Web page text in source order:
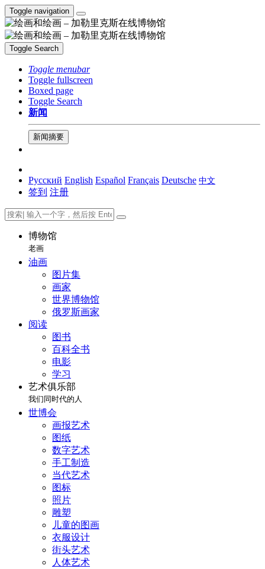
Toggle navigation
Toggle Search
Toggle menubar
Toggle fullscreen
Boxed page
Toggle Search
新闻
新闻摘要
Русский English Español Français Deutsche 中文
签到 注册
博物馆
老画
油画
图片集
画家
世界博物馆
俄罗斯画家
阅读
图书
百科全书
电影
学习
艺术俱乐部
我们同时代的人
世博会
画报艺术
图纸
数字艺术
手工制造
当代艺术
图标
照片
雕塑
儿童的图画
衣服设计
街头艺术
人体艺术